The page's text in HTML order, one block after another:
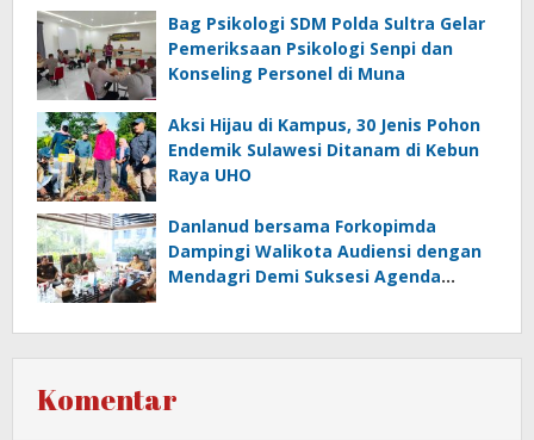
Bag Psikologi SDM Polda Sultra Gelar
Pemeriksaan Psikologi Senpi dan
Konseling Personel di Muna
‎Aksi Hijau di Kampus, 30 Jenis Pohon
Endemik Sulawesi Ditanam di Kebun
Raya UHO
Danlanud bersama Forkopimda
Dampingi Walikota Audiensi dengan
Mendagri Demi Suksesi Agenda
Komentar